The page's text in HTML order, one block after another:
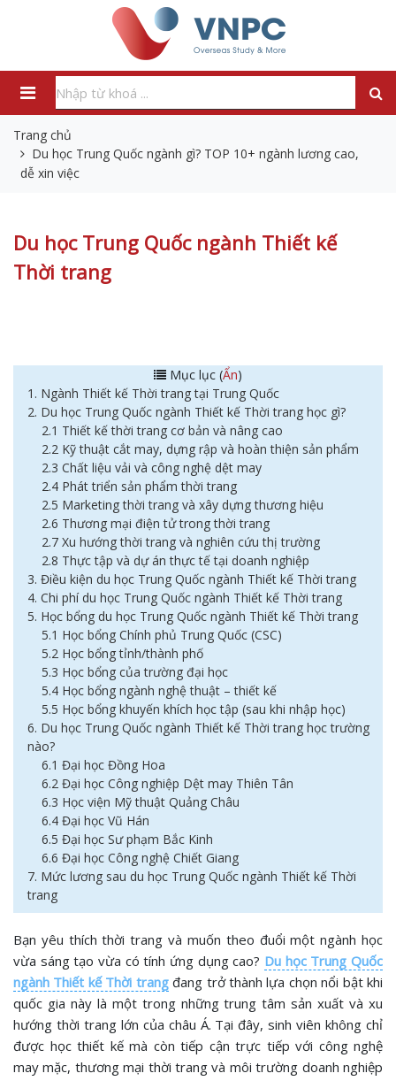
Trang chủ
Du học Trung Quốc ngành gì? TOP 10+ ngành lương cao,
dễ xin việc
Du học Trung Quốc ngành Thiết kế
Thời trang
Mục lục (Ẩn)
1. Ngành Thiết kế Thời trang tại Trung Quốc
2. Du học Trung Quốc ngành Thiết kế Thời trang học gì?
2.1 Thiết kế thời trang cơ bản và nâng cao
2.2 Kỹ thuật cắt may, dựng rập và hoàn thiện sản phẩm
2.3 Chất liệu vải và công nghệ dệt may
2.4 Phát triển sản phẩm thời trang
2.5 Marketing thời trang và xây dựng thương hiệu
2.6 Thương mại điện tử trong thời trang
2.7 Xu hướng thời trang và nghiên cứu thị trường
2.8 Thực tập và dự án thực tế tại doanh nghiệp
3. Điều kiện du học Trung Quốc ngành Thiết kế Thời trang
4. Chi phí du học Trung Quốc ngành Thiết kế Thời trang
5. Học bổng du học Trung Quốc ngành Thiết kế Thời trang
5.1 Học bổng Chính phủ Trung Quốc (CSC)
5.2 Học bổng tỉnh/thành phố
5.3 Học bổng của trường đại học
5.4 Học bổng ngành nghệ thuật – thiết kế
5.5 Học bổng khuyến khích học tập (sau khi nhập học)
6. Du học Trung Quốc ngành Thiết kế Thời trang học trường
nào?
6.1 Đại học Đồng Hoa
6.2 Đại học Công nghiệp Dệt may Thiên Tân
6.3 Học viện Mỹ thuật Quảng Châu
6.4 Đại học Vũ Hán
6.5 Đại học Sư phạm Bắc Kinh
6.6 Đại học Công nghệ Chiết Giang
7. Mức lương sau du học Trung Quốc ngành Thiết kế Thời
trang
Bạn yêu thích thời trang và muốn theo đuổi một ngành học
vừa sáng tạo vừa có tính ứng dụng cao? Du học Trung Quốc
ngành Thiết kế Thời trangđang trở thành lựa chọn nổi bật khi
quốc gia này là một trong những trung tâm sản xuất và xu
hướng thời trang lớn của châu Á. Tại đây, sinh viên không chỉ
được học thiết kế mà còn tiếp cận trực tiếp với công nghệ
may mặc, thương mại thời trang và môi trường doanh nghiệp